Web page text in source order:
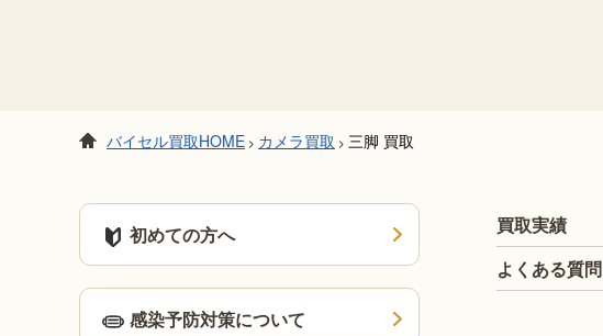
バイセル買取HOME > カメラ買取 > 三脚 買取
買取実績
よくある質問
初めての方へ
感染予防対策について